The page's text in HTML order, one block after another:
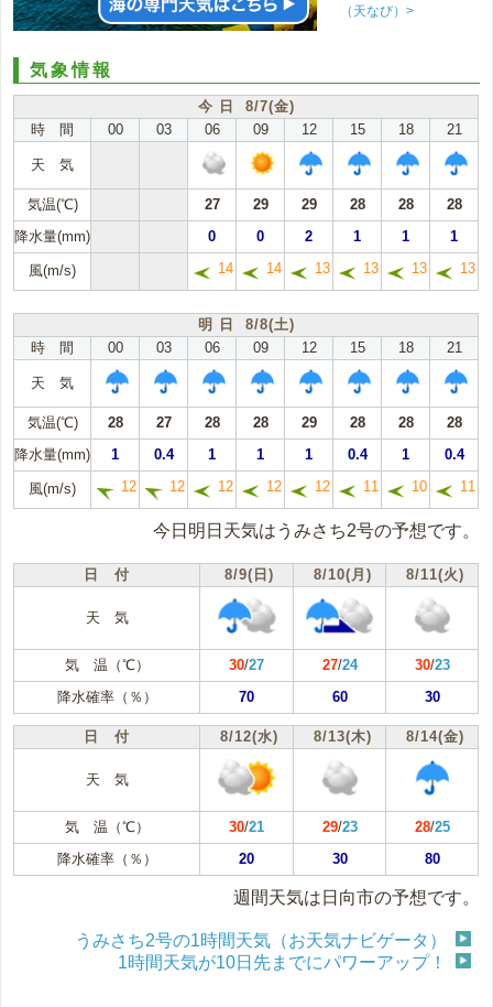
（天なび）>
気象情報
今 日 8/7(金)
時 間
00 03 06 09 12 15 18 21
天 気
気温(℃) 27 29 29 28 28
28
降水量(mm)
0 0 2 1 1 1
風(m/s) 14 14 13 13 13 13
明 日 8/8(土)
時 間
00 03 06 09 12 15 18 21
天 気
気温(℃) 28 27 28 28 29 28 28
28
降水量(mm)
1 0.4 1 1 1 0.4 1 0.4
風(m/s) 12 12 12 12 12 11 10 11
今日明日天気はうみさち2号の予想です。
日 付 8/9(日) 8/10(月) 8/11(火)
天 気
気 温（℃） 30/27 27/24 30/23
降水確率（％）
70 60 30
日 付 8/12(水) 8/13(木) 8/14(金)
天 気
気 温（℃） 30/21 29/23 28/25
降水確率（％）
20 30 80
週間天気は日向市の予想です。
うみさち2号の1時間天気（お天気ナビゲータ）
1時間天気が10日先までにパワーアップ！